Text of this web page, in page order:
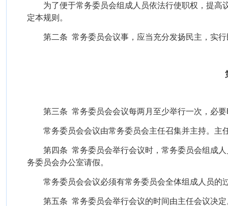
为了便于常务委员会组成人员依法行使职权，提
定本规则。
第二条 常务委员会议事，应当充分发扬民主，实
第三条 常务委员会会议每两月至少举行一次，必
常务委员会会议由常务委员会主任召集并主持。
第四条 常务委员会举行会议时，常务委员会组成
务委员会办公室请假。
常务委员会会议必须有常务委员会全体组成人员的
第五条 常务委员会举行会议的时间由主任会议决